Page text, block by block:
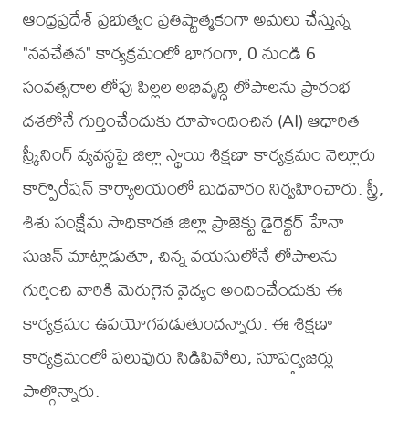
ఆంధ్రప్రదేశ్ ప్రభుత్వం ప్రతిష్టాత్మకంగా అమలు చేస్తున్న
"నవచేతన" కార్యక్రమంలో భాగంగా, 0 నుండి 6
సంవత్సరాల లోపు పిల్లల అభివృద్ధి లోపాలను ప్రారంభ
దశలోనే గుర్తించేందుకు రూపొందించిన (AI) ఆధారిత
స్క్రీనింగ్ వ్యవస్థపై జిల్లా స్థాయి శిక్షణా కార్యక్రమం నెల్లూరు
కార్పొరేషన్ కార్యాలయంలో బుధవారం నిర్వహించారు. స్త్రీ,
శిశు సంక్షేమ సాధికారత జిల్లా ప్రాజెక్టు డైరెక్టర్ హేనా
సుజన్ మాట్లాడుతూ, చిన్న వయసులోనే లోపాలను
గుర్తించి వారికి మెరుగైన వైద్యం అందించేందుకు ఈ
కార్యక్రమం ఉపయోగపడుతుందన్నారు. ఈ శిక్షణా
కార్యక్రమంలో పలువురు సిడిపివోలు, సూపర్వైజర్లు
పాల్గొన్నారు.